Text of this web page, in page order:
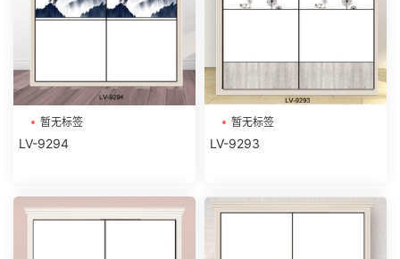
暂无标签
LV-9294
暂无标签
LV-9293